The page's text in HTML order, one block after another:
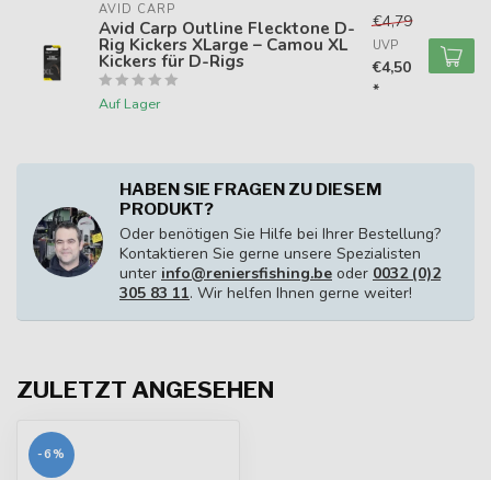
AVID CARP
Avid Carp Outline Flecktone D-
Rig Kickers XLarge – Camou XL
Kickers für D-Rigs
Auf Lager
€4,79
UVP
€4,50
*
HABEN SIE FRAGEN ZU DIESEM
PRODUKT?
Oder benötigen Sie Hilfe bei Ihrer Bestellung?
Kontaktieren Sie gerne unsere Spezialisten
unter info@reniersfishing.be oder 0032 (0)2
305 83 11. Wir helfen Ihnen gerne weiter!
ZULETZT ANGESEHEN
-6%